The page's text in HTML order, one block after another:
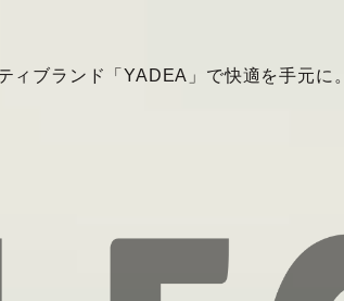
ィブランド
「YADEA」で快適を手元に。